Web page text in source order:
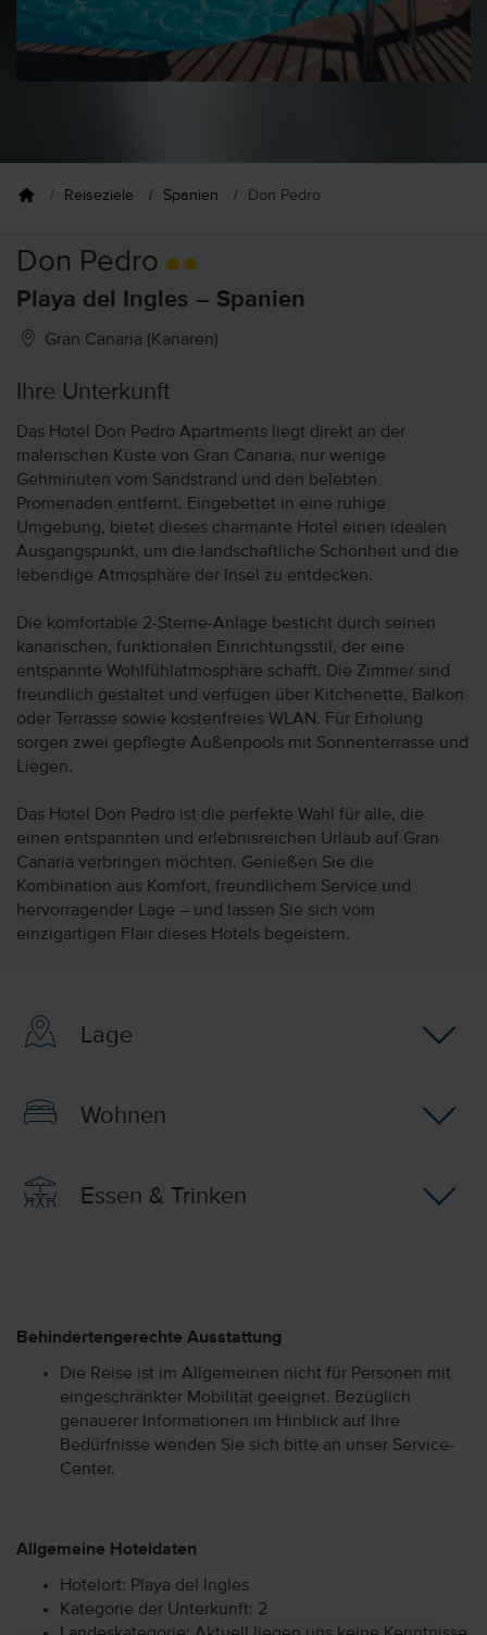
Reiseziele Spanien Don Pedro
Don Pedro
Playa del Ingles – Spanien
Gran Canaria (Kanaren)
Ihre Unterkunft
Das Hotel Don Pedro Apartments liegt direkt an der
malerischen Küste von Gran Canaria, nur wenige
Gehminuten vom Sandstrand und den belebten
Promenaden entfernt. Eingebettet in eine ruhige
Umgebung, bietet dieses charmante Hotel einen idealen
Ausgangspunkt, um die landschaftliche Schönheit und die
lebendige Atmosphäre der Insel zu entdecken.
Die komfortable 2-Sterne-Anlage besticht durch seinen
kanarischen, funktionalen Einrichtungsstil, der eine
entspannte Wohlfühlatmosphäre schafft. Die Zimmer sind
freundlich gestaltet und verfügen über Kitchenette, Balkon
oder Terrasse sowie kostenfreies WLAN. Für Erholung
sorgen zwei gepflegte Außenpools mit Sonnenterrasse und
Liegen.
Das Hotel Don Pedro ist die perfekte Wahl für alle, die
einen entspannten und erlebnisreichen Urlaub auf Gran
Canaria verbringen möchten. Genießen Sie die
Kombination aus Komfort, freundlichem Service und
hervorragender Lage – und lassen Sie sich vom
einzigartigen Flair dieses Hotels begeistern.
Lage
Wohnen
Essen & Trinken
Behindertengerechte Ausstattung
Die Reise ist im Allgemeinen nicht für Personen mit
eingeschränkter Mobilität geeignet. Bezüglich
genauerer Informationen im Hinblick auf Ihre
Bedürfnisse wenden Sie sich bitte an unser Service-
Center.
Allgemeine Hoteldaten
Hotelort: Playa del Ingles
Kategorie der Unterkunft: 2